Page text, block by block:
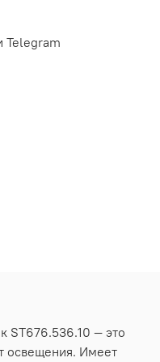
Telegram
ST676.536.10 — это
освещения. Имеет